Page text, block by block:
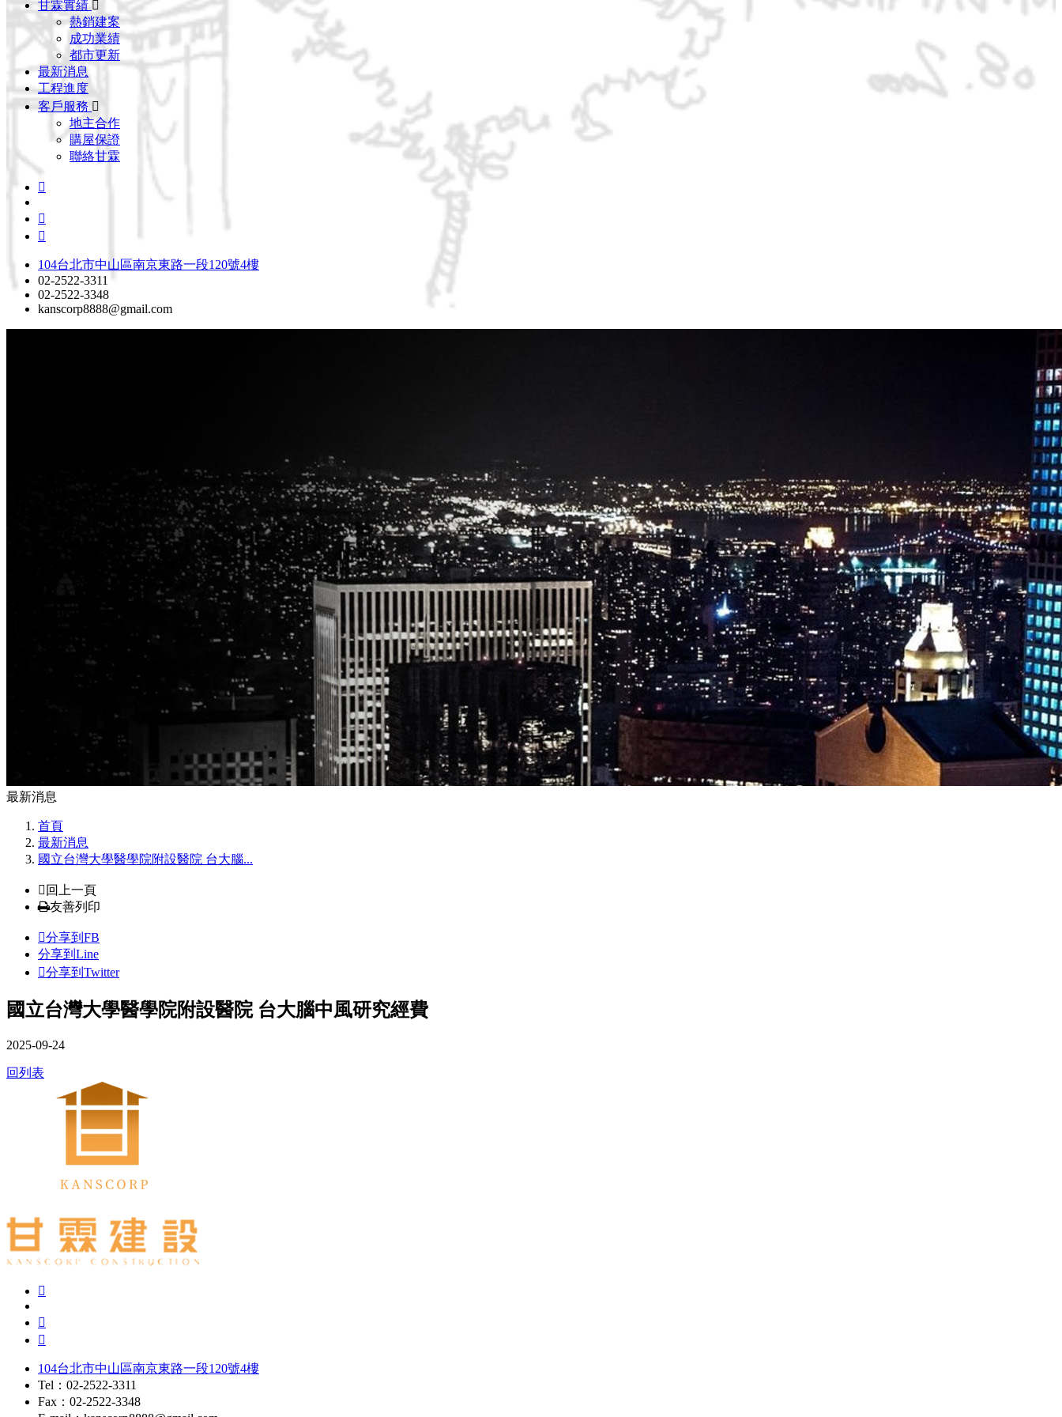
甘霖實績
熱銷建案
成功業績
都市更新
最新消息
工程進度
客戶服務
地主合作
購屋保證
聯絡甘霖
104台北市中山區南京東路一段120號4樓
02-2522-3311
02-2522-3348
kanscorp8888@gmail.com
最新消息
首頁
最新消息
國立台灣大學醫學院附設醫院 台大腦...
回上一頁
友善列印
分享到FB
分享到Line
分享到Twitter
國立台灣大學醫學院附設醫院 台大腦中風研究經費
2025-09-24
回列表
104台北市中山區南京東路一段120號4樓
Tel：02-2522-3311
Fax：02-2522-3348